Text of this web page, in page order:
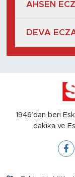
AHSEN
DEVA
1946’dan beri
dakika ve